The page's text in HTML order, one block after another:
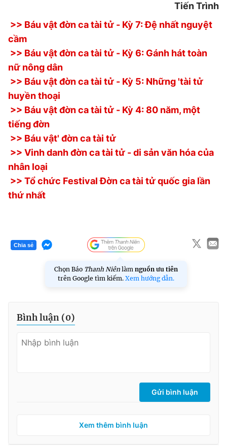
Tiến Trình
>> Báu vật đờn ca tài tử - Kỳ 7: Đệ nhất nguyệt
cầm
>> Báu vật đờn ca tài tử - Kỳ 6: Gánh hát toàn
nữ nông dân
>> Báu vật đờn ca tài tử - Kỳ 5: Những 'tài tử
huyền thoại
>> Báu vật đờn ca tài tử - Kỳ 4: 80 năm, một
tiếng đờn
>> Báu vật' đờn ca tài tử
>> Vinh danh đờn ca tài tử - di sản văn hóa của
nhân loại
>> Tổ chức Festival Đờn ca tài tử quốc gia lần
thứ nhất
Chia sẻ
Chọn Báo Thanh Niên làm nguồn ưu tiên
trên Google tìm kiếm. Xem hướng dẫn.
Bình luận (0)
Gửi bình luận
Xem thêm bình luận